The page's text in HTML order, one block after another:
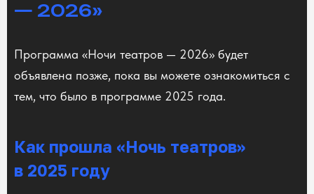
— 2026»
Программа «Ночи театров — 2026» будет
объявлена позже, пока вы можете ознакомиться с
тем, что было в программе 2025 года.
Как прошла «Ночь театров»
в 2025 году